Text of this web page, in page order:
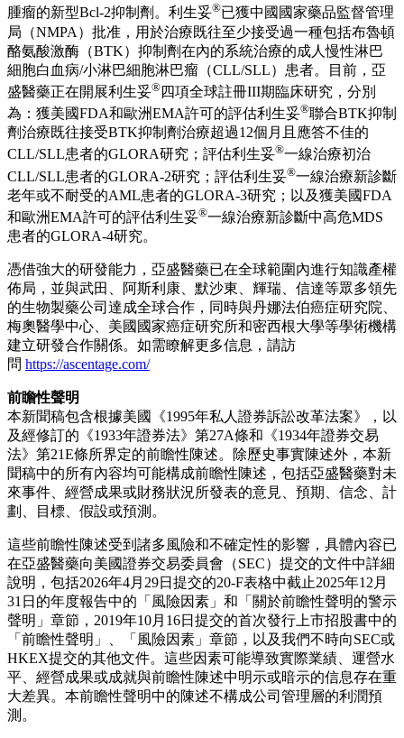
腫瘤的新型Bcl-2抑制劑。利生妥®已獲中國國家藥品監督管理
局（NMPA）批准，用於治療既往至少接受過一種包括布魯頓
酪氨酸激酶（BTK）抑制劑在內的系統治療的成人慢性淋巴
細胞白血病/小淋巴細胞淋巴瘤（CLL/SLL）患者。目前，亞
盛醫藥正在開展利生妥® 四項全球註冊III期臨床研究，分別
為：獲美國FDA和歐洲EMA許可的評估利生妥®聯合BTK抑制
劑治療既往接受BTK抑制劑治療超過12個月且應答不佳的
CLL/SLL患者的GLORA研究；評估利生妥®一線治療初治
CLL/SLL患者的GLORA-2研究；評估利生妥®一線治療新診斷
老年或不耐受的AML患者的GLORA-3研究；以及獲美國FDA
和歐洲EMA許可的評估利生妥®一線治療新診斷中高危MDS
患者的GLORA-4研究。
憑借強大的研發能力，亞盛醫藥已在全球範圍內進行知識產權
佈局，並與武田、阿斯利康、默沙東、輝瑞、信達等眾多領先
的生物製藥公司達成全球合作，同時與丹娜法伯癌症研究院、
梅奧醫學中心、美國國家癌症研究所和密西根大學等學術機構
建立研發合作關係。如需瞭解更多信息，請訪
問 https://ascentage.com/
前瞻性聲明
本新聞稿包含根據美國《1995年私人證券訴訟改革法案》，以
及經修訂的《1933年證券法》第27A條和《1934年證券交易
法》第21E條所界定的前瞻性陳述。除歷史事實陳述外，本新
聞稿中的所有內容均可能構成前瞻性陳述，包括亞盛醫藥對未
來事件、經營成果或財務狀況所發表的意見、預期、信念、計
劃、目標、假設或預測。
這些前瞻性陳述受到諸多風險和不確定性的影響，具體內容已
在亞盛醫藥向美國證券交易委員會（SEC）提交的文件中詳細
說明，包括2026年4月29日提交的20-F表格中截止2025年12月
31日的年度報告中的「風險因素」和「關於前瞻性聲明的警示
聲明」章節，2019年10月16日提交的首次發行上市招股書中的
「前瞻性聲明」、「風險因素」章節，以及我們不時向SEC或
HKEX提交的其他文件。這些因素可能導致實際業績、運營水
平、經營成果或成就與前瞻性陳述中明示或暗示的信息存在重
大差異。本前瞻性聲明中的陳述不構成公司管理層的利潤預
測。